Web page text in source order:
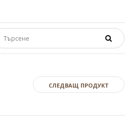
СЛЕДВАЩ ПРОДУКТ